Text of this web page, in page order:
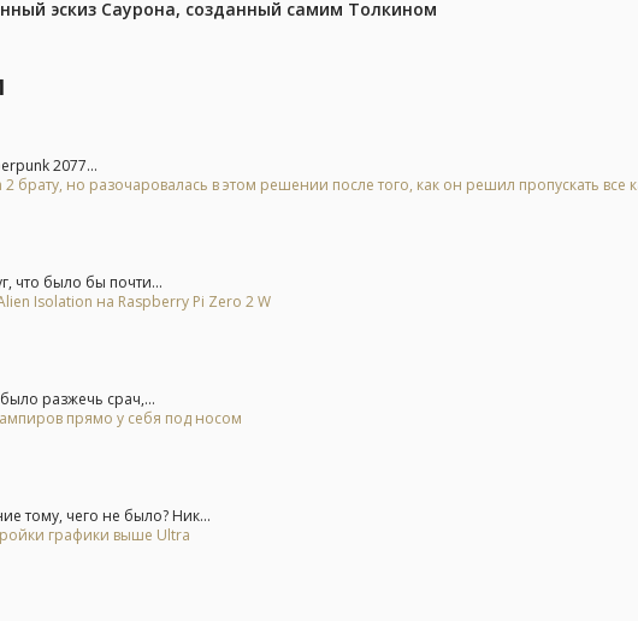
эскиз Саурона, созданный самим Толкином
2077...
брату, но разочаровалась в этом решении после того, как он решил пропускать все
что было бы почти...
Isolation на Raspberry Pi Zero 2 W
разжечь срач,...
прямо у себя под носом
тому, чего не было? Ник...
графики выше Ultra